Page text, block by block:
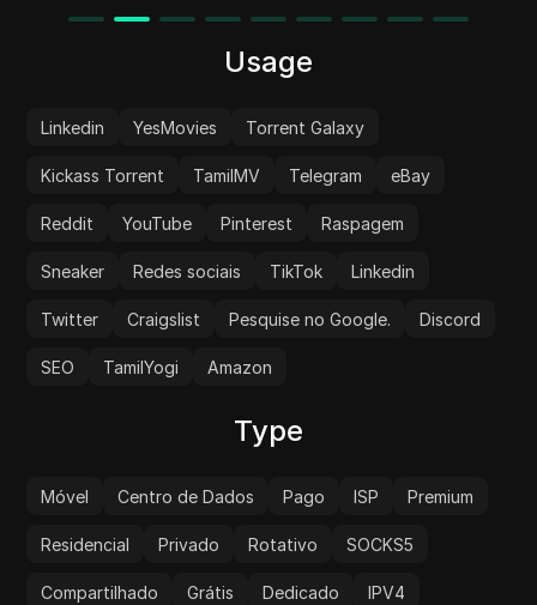
Usage
Linkedin YesMovies Torrent Galaxy
Kickass Torrent TamilMV Telegram eBay
Reddit YouTube Pinterest Raspagem
Sneaker Redes sociais TikTok Linkedin
Twitter Craigslist Pesquise no Google. Discord
SEO TamilYogi Amazon
Type
Móvel Centro de Dados Pago ISP Premium
Residencial Privado Rotativo SOCKS5
Compartilhado Grátis Dedicado IPV4